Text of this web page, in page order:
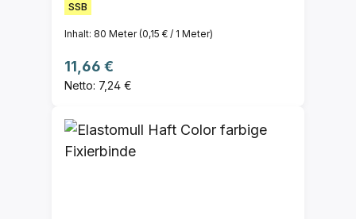
SSB
Inhalt: 80 Meter(0,15 € / 1 Meter)
Regulärer Preis:
11,66 €
Netto: 7,24 €